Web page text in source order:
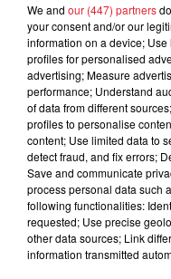
0:00
9 septembre 2024 - 2
MORNING SHOW
We and our (447) partners
your consent and/or our
information on a device;
profiles for personalised
advertising; Measure
performance; Understand
of data from different
profiles to personalise
content; Use limited data to
detect fraud, and fix errors;
Save and communicate
process personal data such
following functionalities:
requested; Use precise
other data sources; Link
information transmitted